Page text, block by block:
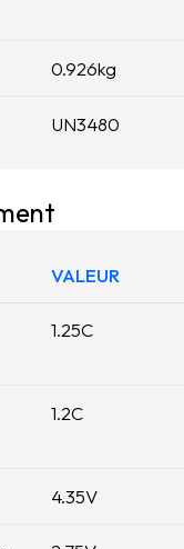
0.926kg
UN3480
VALEUR
1.25C
1.2C
4.35V